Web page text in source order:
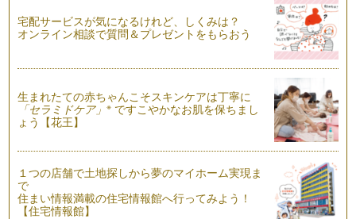
梅雨を素敵に過ごす！雨の日の上質マナー
関東地方も梅雨入りしましたね。観測史上３番目に早い梅雨入
りだそうです・・・。 春と…
美ママ的 アクセサリーマナー
季節も暖かくなり、アクセサリーが映える服装が多くなります
ね。Tシャツなどの定番服もアクセサ…
入園、入学式など改まったイベントが多い春。皆さまは、お子
様のご入園、ご入学など経験されまし…
宅配サービスが気になるけれど、しくみは？
オンライン相談で質問＆プレゼントをもらおう
生まれたての赤ちゃんこそスキンケアは丁寧に
「セラミドケア」※ ですこやかなお肌を保ちまし
ょう【花王】
１つの店舗で土地探しから夢のマイホーム実現ま
で
住まい情報満載の住宅情報館へ行ってみよう！
【住宅情報館】